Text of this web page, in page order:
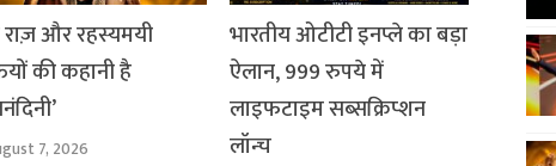
और रहस्यमयी
की कहानी है
7, 2026
भारतीय ओटीटी इनप्ले का बड़ा
ऐलान, 999 रुपये में
लाइफटाइम सब्सक्रिप्शन
लॉन्च